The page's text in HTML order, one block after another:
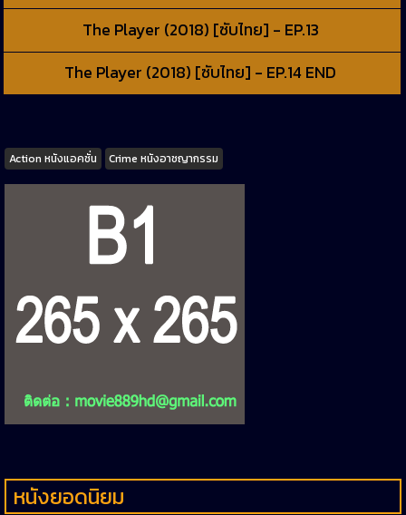
The Player (2018) [ซับไทย] - EP.13
The Player (2018) [ซับไทย] - EP.14 END
Tags
Action หนังแอคชั่น Crime หนังอาชญากรรม
หนังยอดนิยม